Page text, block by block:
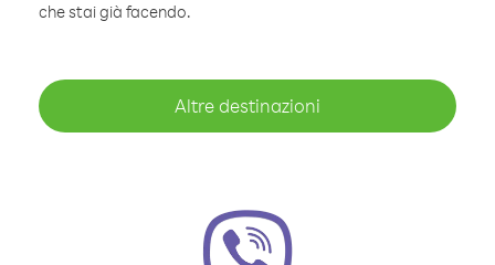
che stai già facendo.
Altre destinazioni